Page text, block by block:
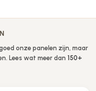
onze panelen zijn, maar
Lees wat meer dan 150+